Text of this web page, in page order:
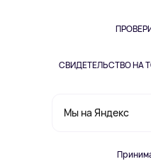
СВИДЕТЕЛЬСТВО НА
Мы на Яндекс
Одежда и аксессуары